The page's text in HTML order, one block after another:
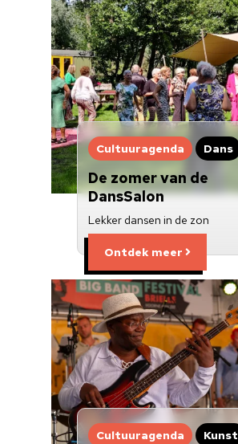
Cultuuragenda Dans
De zomer van de
DansSalon
Lekker dansen in de zon
Ontdek meer
Cultuuragenda Kunst